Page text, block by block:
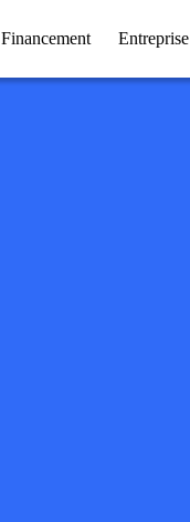
Financement Entreprise